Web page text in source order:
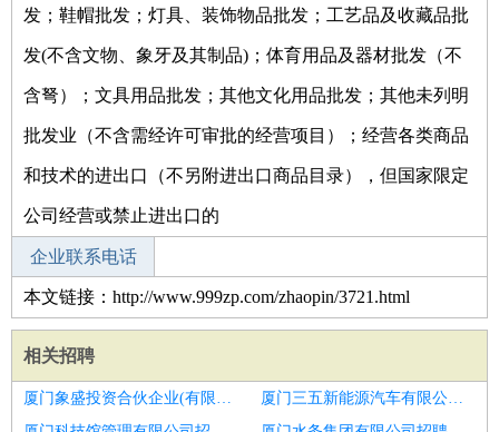
发；鞋帽批发；灯具、装饰物品批发；工艺品及收藏品批
发(不含文物、象牙及其制品)；体育用品及器材批发（不
含弩）；文具用品批发；其他文化用品批发；其他未列明
批发业（不含需经许可审批的经营项目）；经营各类商品
和技术的进出口（不另附进出口商品目录），但国家限定
公司经营或禁止进出口的
企业联系电话
本文链接：http://www.999zp.com/zhaopin/3721.html
相关招聘
厦门象盛投资合伙企业(有限合伙)招聘市场专员
厦门三五新能源汽车有限公司招聘市场专员